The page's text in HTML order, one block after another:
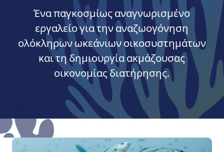
Ένα παγκοσμίως αναγνωρισμένο
εργαλείο για την αναζωογόνηση
ολόκληρων ωκεάνιων οικοσυστημάτων
και τη δημιουργία ακμάζουσας
οικονομίας διατήρησης.